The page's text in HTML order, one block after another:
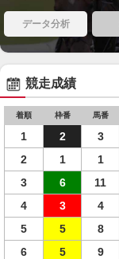
データ分析
競走成績
着順 枠番 馬番
1 2 3
2
1 1
3
6 11
4
3 4
5
5 8
6
5 9